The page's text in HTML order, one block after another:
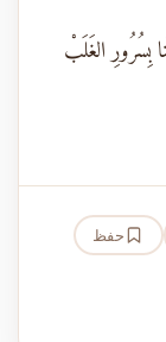
بِسُرُورِ الغَلَبْ
حفظ